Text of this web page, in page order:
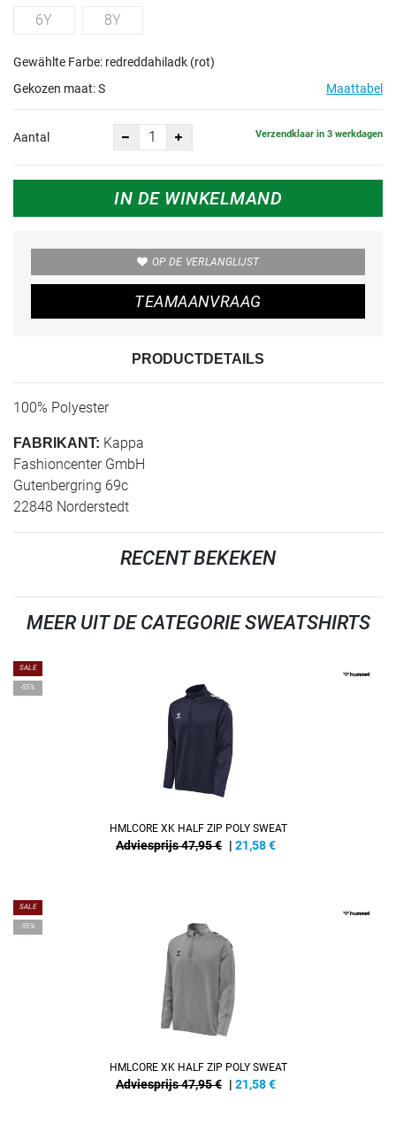
6Y 8Y
Gewählte Farbe: redreddahiladk (rot)
Gekozen maat:S Maattabel
Aantal Verzendklaar in 3 werkdagen
IN DE WINKELMAND
OP DE VERLANGLIJST
TEAMAANVRAAG
PRODUCTDETAILS
100% Polyester
FABRIKANT: Kappa
Fashioncenter GmbH
Gutenbergring 69c
22848 Norderstedt
RECENT BEKEKEN
MEER UIT DE CATEGORIE SWEATSHIRTS
SALE
-55%
HMLCORE XK HALF ZIP POLY SWEAT
Adviesprijs 47,95 € | 21,58€
SALE
-55%
HMLCORE XK HALF ZIP POLY SWEAT
Adviesprijs 47,95 € | 21,58€